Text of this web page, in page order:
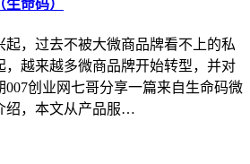
命码）
起，过去不被大微商品牌看不上的私
，越来越多微商品牌开始转型，并对
007创业网七哥分享一篇来自生命码微
绍，本文从产品服…